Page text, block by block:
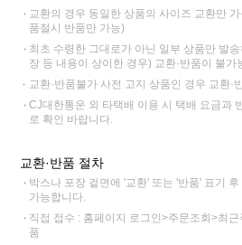
교환의 경우 동일한 상품의 사이즈 교환만
품절시 반품만 가능)
최초 수령한 그대로가 아닌 일부 상품만 발
장 등 내용이 상이한 경우) 교환·반품이 불가
교환·반품불가 사전 고지 상품인 경우 교환·
CJ대한통운 외 타택배 이용 시 택배 요금과
로 확인 바랍니다.
교환·반품 절차
박스나 포장 겉면에 '교환' 또는 '반품' 표기
가능합니다.
직접 접수 : 홈페이지 로그인>주문조회>최
품